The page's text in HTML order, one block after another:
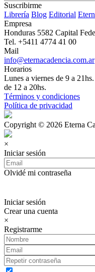
Suscribirme
Librería Blog Editorial
Empresa
Honduras 5582 Capital
Tel. +5411 4774 41 00
Mail
info@eternacadencia.com.ar
Horarios
Lunes a viernes de 9 a
de 12 a 20hs.
Términos y condiciones
Política de privacidad
Copyright © 2026 Eterna
×
Iniciar sesión
Olvidé mi contraseña
Iniciar sesión
Crear una cuenta
×
Registrarme